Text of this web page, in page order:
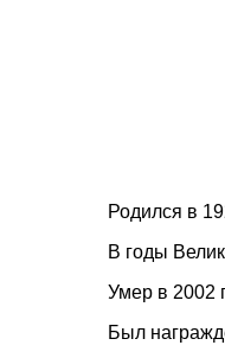
Родился в
В годы
Умер в 2002
Был